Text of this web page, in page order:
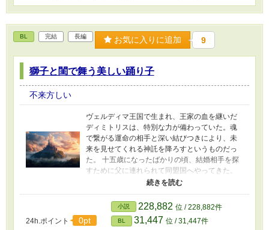
る。 翠はこれ以上のチャンスはないと、連絡先
約束ははっきりとしてもらえなかったが、大き
な進歩だった──。
BL 完結 長編 お気に入りに追加 9
獅子と閨で舞う美しい踊り子
不来方しい
ヴェルディマ王国で生まれ、王家の血を継いだ
ディミトリスは、特別な力が備わっていた。魂
で繋がる運命の相手と深い結びつきにより、未
来を見せてくれる神託を降ろすというものだっ
た。 十五歳になったばかりの頃、結婚相手を探
すために父に連れられて同盟国へやってきた。
双方の父親からは覚悟を決めろとプレッシャー
と姫をあてがわれるが、本能がこの人ではない
と囁いていた。 姫と二人で森へやってくると、
泉では幼い子が歌を歌っている。彼の姿、歌を
聴いた瞬間に雷が落ちた衝撃を受け、逃げる少
24h.ポイント 0pt
小説 228,882 位 / 228,882件
BL 31,447 位 / 31,447件